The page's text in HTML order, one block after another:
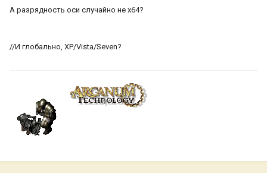
А разрядность оси случайно не x64?
//И глобально, XP/Vista/Seven?